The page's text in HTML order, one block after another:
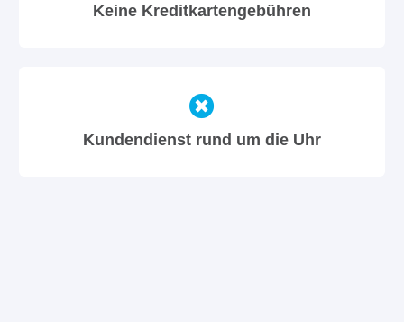
Keine Kreditkartengebühren
Kundendienst rund um die Uhr